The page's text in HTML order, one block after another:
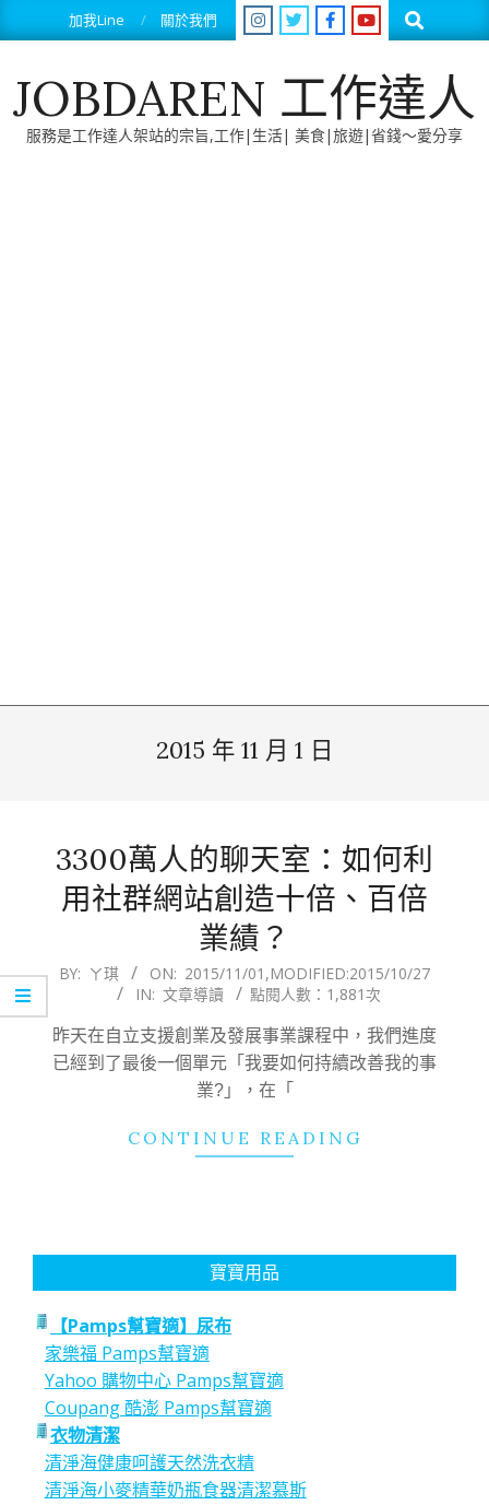
to
加我Line 關於我們 Search
JOBDAREN 工作達人
服務是工作達人架站的宗旨,工作|生活| 美食|旅遊|省錢～愛分享
2015 年 11 月 1 日
3300萬人的聊天室：如何利
用社群網站創造十倍、百倍
業績？
2015-
01
BY: ㄚ琪 ON: 2015/11/01 ,MODIFIED:2015/10/27
IN: 文章導讀 點閱人數：1,881次
昨天在自立支援創業及發展事業課程中，我們進度
已經到了最後一個單元「我要如何持續改善我的事
業?」，在「
CONTINUE READING
寶寶用品
【Pamps幫寶適】尿布
家樂福 Pamps幫寶適
Yahoo 購物中心 Pamps幫寶適
Coupang 酷澎 Pamps幫寶適
衣物清潔
清淨海健康呵護天然洗衣精
清淨海小麥精華奶瓶食器清潔慕斯